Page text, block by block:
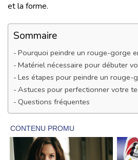
et la forme.
Sommaire
Pourquoi peindre un rouge-gorge
Matériel nécessaire pour débuter
Les étapes pour peindre un rouge-
Astuces pour perfectionner votre
Questions fréquentes